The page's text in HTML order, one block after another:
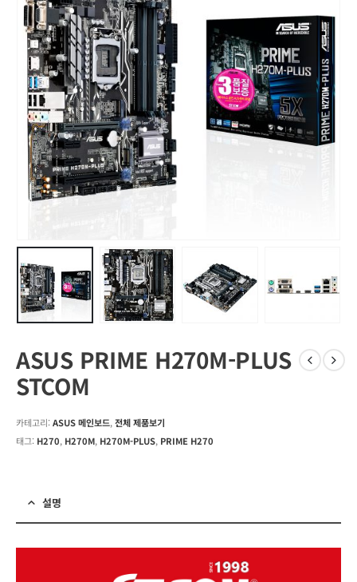
ASUS PRIME H270M-PLUS
STCOM
카테고리:ASUS 메인보드, 전체 제품보기
태그: H270, H270M, H270M-PLUS, PRIME H270
설명